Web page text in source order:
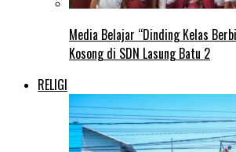
Media Belajar “Dinding Kelas
Kosong di SDN Lasung Batu 2
RELIGI